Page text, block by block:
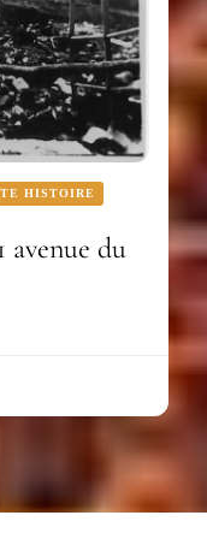
HISTOIRE
avenue du